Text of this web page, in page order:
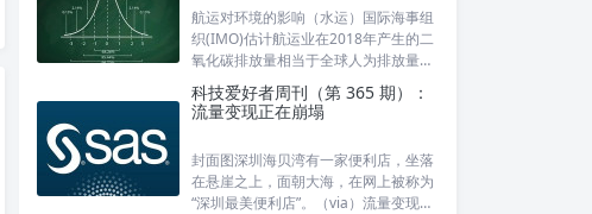
常。历史上最著名的未来学
航运对环境的影响（水运）国际海事组
织(IMO)估计航运业在2018年产生的二
氧化碳排放量相当于全球人为排放量的
2.89%。在缺乏进一步强力干预的情况
下，到2050年，国际航运排放量可能达
到2008年水平的130%。这种排放趋势
科技爱好者周刊（第 365 期）：
流量变现正在崩塌
封面图深圳海贝湾有一家便利店，坐落
在悬崖之上，面朝大海，在网上被称为
“深圳最美便利店”。（via）流量变现正